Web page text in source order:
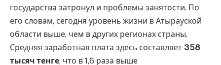
государства затронул и проблемы занятости. По
его словам, сегодня уровень жизни в Атырауской
области выше, чем в других регионах страны.
Средняя заработная плата здесь составляет 358
тысяч тенге, что в 1,6 раза выше